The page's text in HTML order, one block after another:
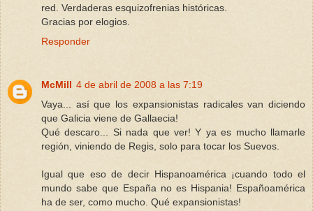
red. Verdaderas esquizofrenias históricas.
Gracias por elogios.
Responder
McMill 4 de abril de 2008 a las 7:19
Vaya... así que los expansionistas radicales van diciendo
que Galicia viene de Gallaecia!
Qué descaro... Si nada que ver! Y ya es mucho llamarle
región, viniendo de Regis, solo para tocar los Suevos.
Igual que eso de decir Hispanoamérica ¡cuando todo el
mundo sabe que España no es Hispania! Españoamérica
ha de ser, como mucho. Qué expansionistas!